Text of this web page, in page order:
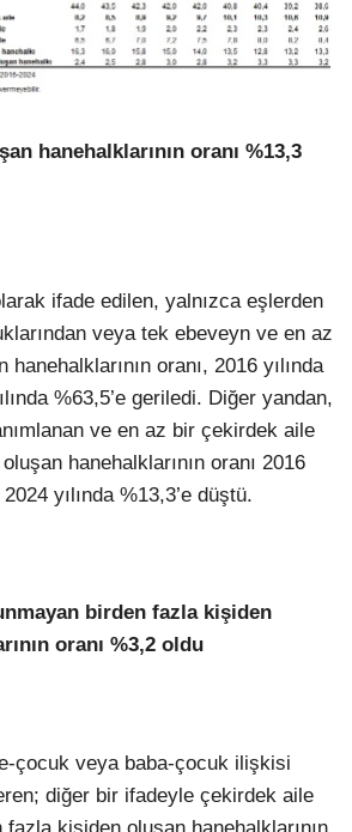
hanehalklarının oranı %13,3
ifade edilen, yalnızca eşlerden
veya tek ebeveyn ve en az
oranı, 2016 yılında
%63,5’e geriledi. Diğer yandan,
ve en az bir çekirdek aile
hanehalklarının oranı 2016
yılında %13,3’e düştü.
birden fazla kişiden
oranı %3,2 oldu
çocuk veya baba-çocuk ilişkisi
diğer bir ifadeyle çekirdek aile
kişiden oluşan hanehalklarının